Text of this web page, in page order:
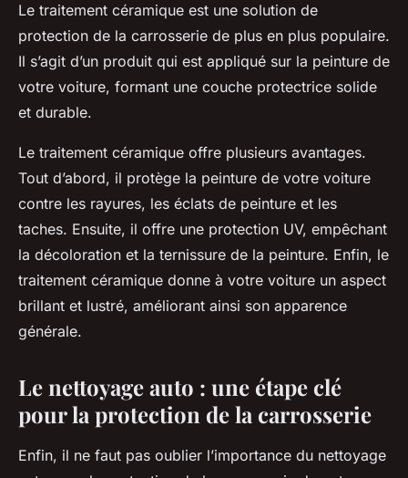
Le traitement céramique est une solution de
protection de la carrosserie de plus en plus populaire.
Il s’agit d’un produit qui est appliqué sur la peinture de
votre voiture, formant une couche protectrice solide
et durable.
Le traitement céramique offre plusieurs avantages.
Tout d’abord, il protège la peinture de votre voiture
contre les rayures, les éclats de peinture et les
taches. Ensuite, il offre une protection UV, empêchant
la décoloration et la ternissure de la peinture. Enfin, le
traitement céramique donne à votre voiture un aspect
brillant et lustré, améliorant ainsi son apparence
générale.
Le nettoyage auto : une étape clé
pour la protection de la carrosserie
Enfin, il ne faut pas oublier l’importance du nettoyage